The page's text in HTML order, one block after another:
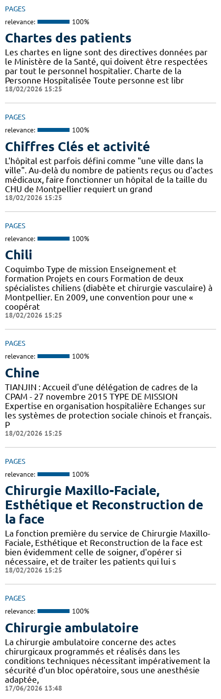
PAGES
relevance: 100%
Chartes des patients
Les chartes en ligne sont des directives données par
le Ministère de la Santé, qui doivent être respectées
par tout le personnel hospitalier. Charte de la
Personne Hospitalisée Toute personne est libr
18/02/2026 15:25
PAGES
relevance: 100%
Chiffres Clés et activité
L'hôpital est parfois défini comme "une ville dans la
ville". Au-delà du nombre de patients reçus ou d'actes
médicaux, faire fonctionner un hôpital de la taille du
CHU de Montpellier requiert un grand
18/02/2026 15:25
PAGES
relevance: 100%
Chili
Coquimbo Type de mission Enseignement et
formation Projets en cours Formation de deux
spécialistes chiliens (diabète et chirurgie vasculaire) à
Montpellier. En 2009, une convention pour une «
coopérat
18/02/2026 15:25
PAGES
relevance: 100%
Chine
TIANJIN : Accueil d'une délégation de cadres de la
CPAM - 27 novembre 2015 TYPE DE MISSION
Expertise en organisation hospitalière Echanges sur
les systèmes de protection sociale chinois et français.
P
18/02/2026 15:25
PAGES
relevance: 100%
Chirurgie Maxillo-Faciale,
Esthétique et Reconstruction de
la face
La fonction première du service de Chirurgie Maxillo-
Faciale, Esthétique et Reconstruction de la face est
bien évidemment celle de soigner, d'opérer si
nécessaire, et de traiter les patients qui lui s
18/02/2026 15:25
PAGES
relevance: 100%
Chirurgie ambulatoire
La chirurgie ambulatoire concerne des actes
chirurgicaux programmés et réalisés dans les
conditions techniques nécessitant impérativement la
sécurité d'un bloc opératoire, sous une anesthésie
adaptée,
17/06/2026 13:48